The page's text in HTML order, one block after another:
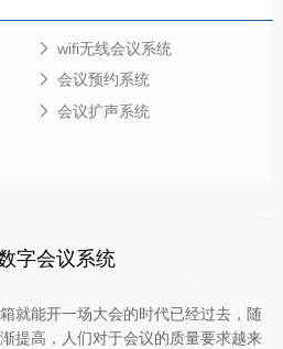
wifi无线会议系统
会议预约系统
会议扩声系统
字会议系统
就能开一场大会的时代已经过去，随
提高，人们对于会议的质量要求越来